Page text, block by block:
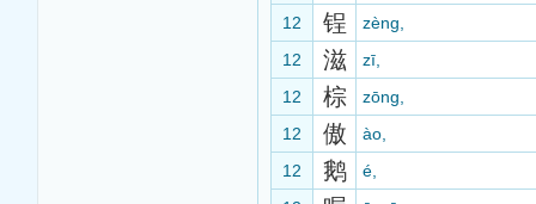
12
锃
zèng,
12
滋
zī,
12
棕
zōng,
12
傲
ào,
12
鹅
é,